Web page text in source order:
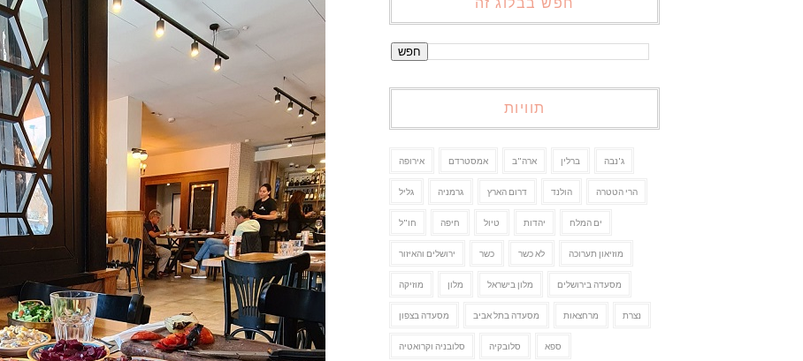
תוויות
אירופה אמסטרדם ארה"ב ברלין ג'נבה
גליל גרמניה דרום הארץ הולנד הרי הטטרה
חו"ל חיפה טיול יהדות ים המלח
ירושלים והאיזור כשר לא כשר מוזיאון תערוכה
מוזיקה מלון מלון בישראל מסעדה בירושלים
מסעדה בצפון מסעדה בתל אביב מרחצאות נצרת
סלובניה וקרואטיה סלובקיה ספא